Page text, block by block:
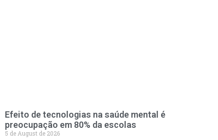
Efeito de tecnologias na saúde mental é
preocupação em 80% da escolas
5 de August de 2026